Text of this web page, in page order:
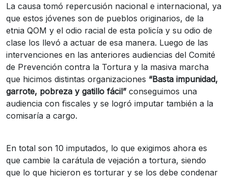
La causa tomó repercusión nacional e internacional, ya
que estos jóvenes son de pueblos originarios, de la
etnia QOM y el odio racial de esta policía y su odio de
clase los llevó a actuar de esa manera. Luego de las
intervenciones en las anteriores audiencias del Comité
de Prevención contra la Tortura y la masiva marcha
que hicimos distintas organizaciones “Basta impunidad,
garrote, pobreza y gatillo fácil” conseguimos una
audiencia con fiscales y se logró imputar también a la
comisaría a cargo.
En total son 10 imputados, lo que exigimos ahora es
que cambie la carátula de vejación a tortura, siendo
que lo que hicieron es torturar y se los debe condenar